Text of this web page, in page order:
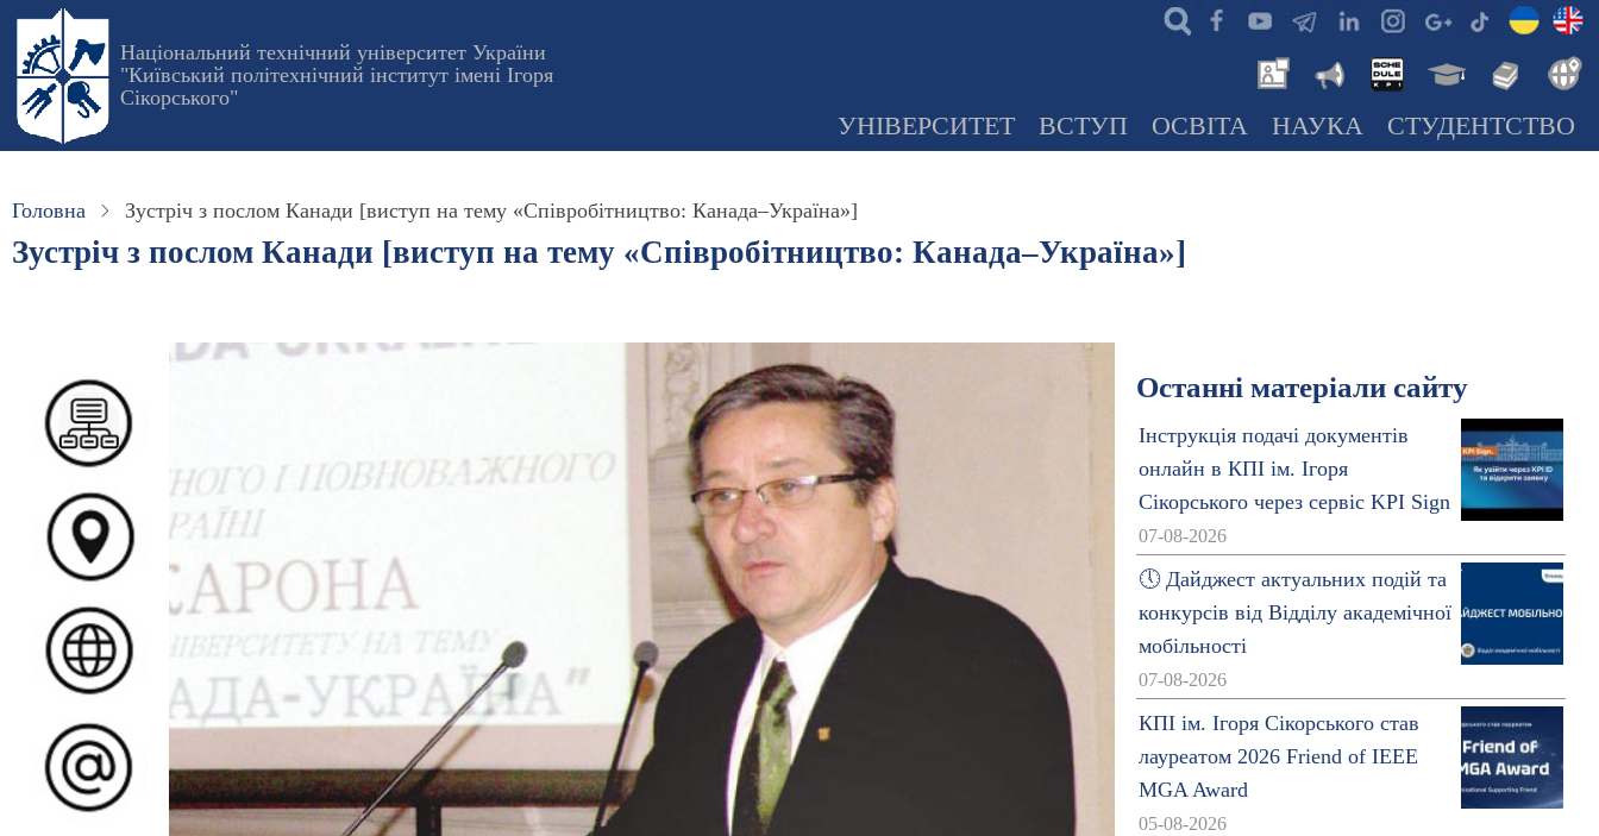
Перейти
основного
вмісту
Національний технічний університет України
"Київський політехнічний інститут імені Ігоря
Сікорського"
УНІВЕРСИТЕТ ВСТУП ОСВІТА НАУКА СТУДЕНТСТВО
Головна Зустріч з послом Канади [виступ на тему «Співробітництво: Канада–Україна»]
Зустріч з послом Канади [виступ на тему «Співробітництво: Канада–Україна»]
Останні матеріали сайту
Інструкція подачі документів
онлайн в КПІ ім. Ігоря
Сікорського через сервіс KPI Sign
07-08-2026
🕔 Дайджест актуальних подій та
конкурсів від Відділу академічної
мобільності
07-08-2026
КПІ ім. Ігоря Сікорського став
лауреатом 2026 Friend of IEEE
MGA Award
05-08-2026